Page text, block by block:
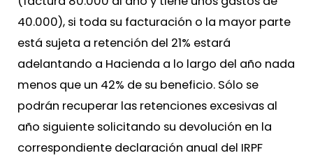
40.000), si toda su facturación o la mayor parte
está sujeta a retención del 21% estará
adelantando a Hacienda a lo largo del año nada
menos que un 42% de su beneficio. Sólo se
podrán recuperar las retenciones excesivas al
año siguiente solicitando su devolución en la
correspondiente declaración anual del IRPF